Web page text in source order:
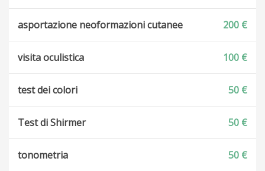
asportazione neoformazioni cutanee 200 €
visita oculistica 100 €
test dei colori 50 €
Test di Shirmer 50 €
tonometria 50 €